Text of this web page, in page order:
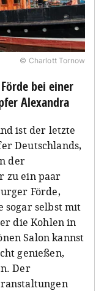
© Charlott Tornow
bei einer
Alexandra
ist der letzte
Deutschlands,
der
zu ein paar
Förde,
sogar selbst mit
die Kohlen in
Salon kannst
genießen,
Der